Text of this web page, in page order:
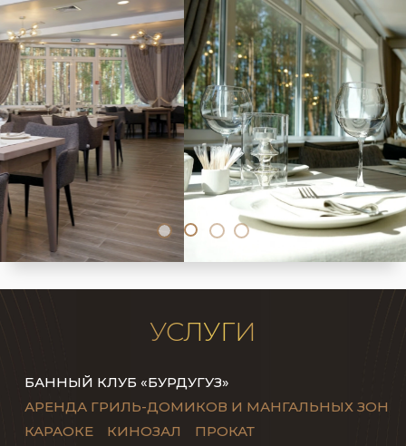
УСЛУГИ
БАННЫЙ КЛУБ «БУРДУГУЗ»
АРЕНДА ГРИЛЬ-ДОМИКОВ И МАНГАЛЬНЫХ ЗОН
КАРАОКЕ
КИНОЗАЛ
ПРОКАТ